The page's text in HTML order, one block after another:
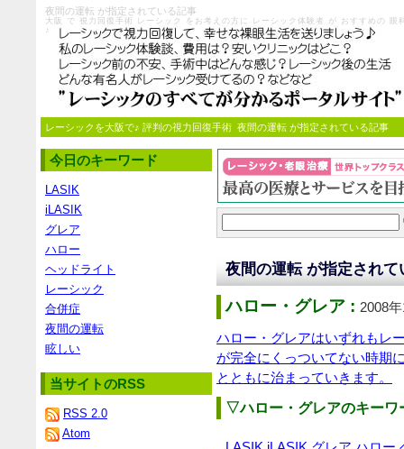
夜間の運転 が指定されている記事
大阪 で 視力回復手術 レーシック をお考えの方に レーシック体験者 が おすすめの
♪
レーシックを大阪で♪ 評判の視力回復手術 夜間の運転 が指定されている記事
夜間の運転 が指定されて
ハロー・グレア : 2008
ハロー・グレアはいずれもレ
が完全にくっついてない時期
とともに治まっていきます。
▽ハロー・グレアのキーワ
今日のキーワード
LASIK
iLASIK
グレア
ハロー
ヘッドライト
レーシック
合併症
夜間の運転
眩しい
当サイトのRSS
RSS 2.0
Atom